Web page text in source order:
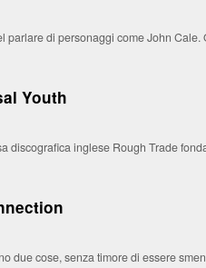
parlare di personaggi come John
Youth
discografica inglese Rough Trade
due cose, senza timore di essere